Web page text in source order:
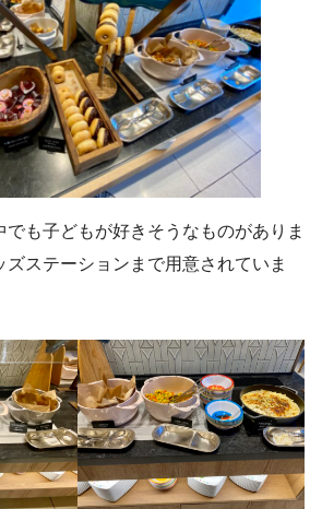
でも子どもが好きそうなものがありま
ズステーションまで用意されていま